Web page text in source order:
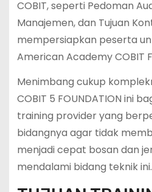
COBIT, seperti Pedoman
Manajemen, dan Tujuan
mempersiapkan peserta
American Academy COBIT
Menimbang cukup
COBIT 5 FOUNDATION ini
training provider yang
bidangnya agar tidak
menjadi cepat bosan dan
mendalami bidang teknik ini.